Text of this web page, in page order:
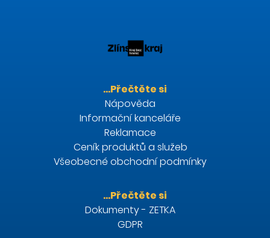
…Přečtěte si
Nápověda
Informační kanceláře
Reklamace
Ceník produktů a služeb
Všeobecné obchodní podmínky
…Přečtěte si
Dokumenty - ZETKA
GDPR